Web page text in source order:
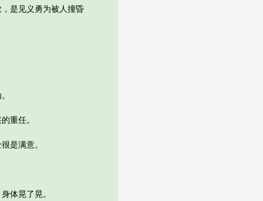
是见义勇为被人撞昏
重任。
是满意。
体晃了晃。